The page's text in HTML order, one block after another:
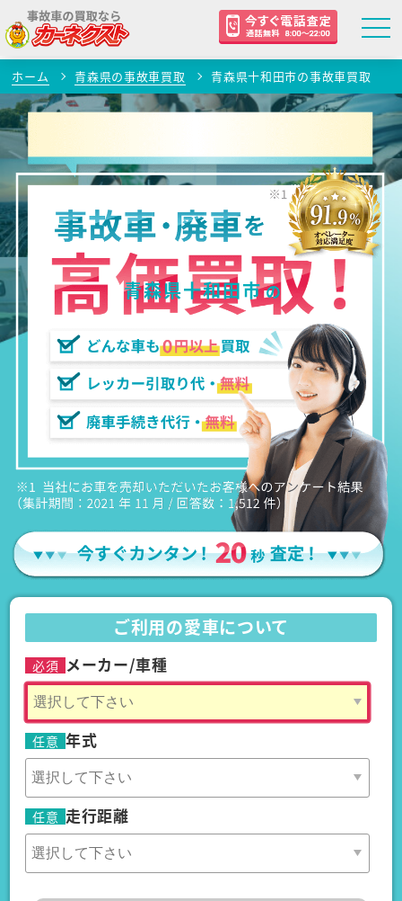
ホーム 青森県の事故車買取 青森県十和田市の事故車買取
青森県十和田市の
ご利用の愛車について
必須 メーカー/車種
任意 年式
任意 走行距離